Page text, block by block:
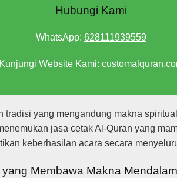
Hubungi Kami
WhatsApp: 628111939559
Kunjungi Website Kami:
yang mengandung makna
jasa cetak Al-Quran yang
keberhasilan acara secara
Membawa Makna